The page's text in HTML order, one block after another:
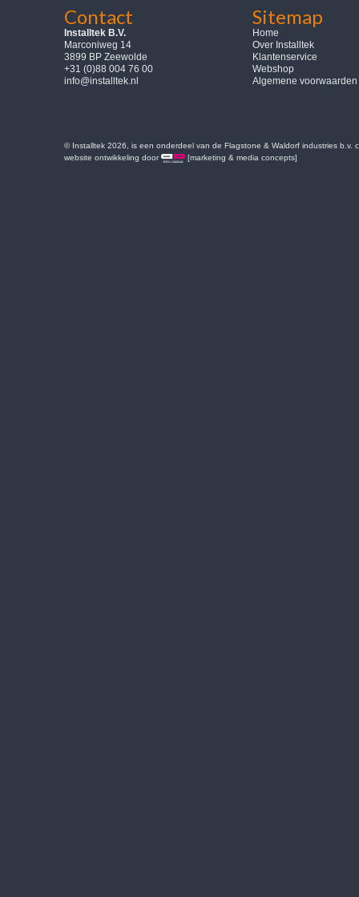
Contact
Installtek B.V.
Marconiweg 14
3899 BP Zeewolde
+31 (0)88 004 76 00
info@installtek.nl
Sitemap
Home
Over Installtek
Klantenservice
Webshop
Algemene voorwaarden
© Installtek 2026, is een onderdeel van de Flagstone & Waldorf industries b.v.
website ontwikkeling door
[marketing & media concepts]